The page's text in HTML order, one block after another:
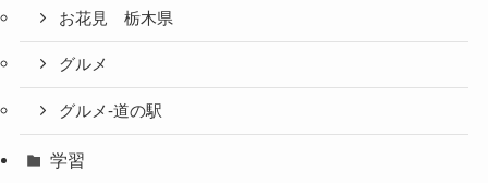
お花見 栃木県
グルメ
グルメ-道の駅
学習